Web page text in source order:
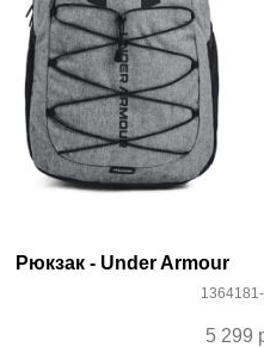
Рюкзак - Under Armour
5 299